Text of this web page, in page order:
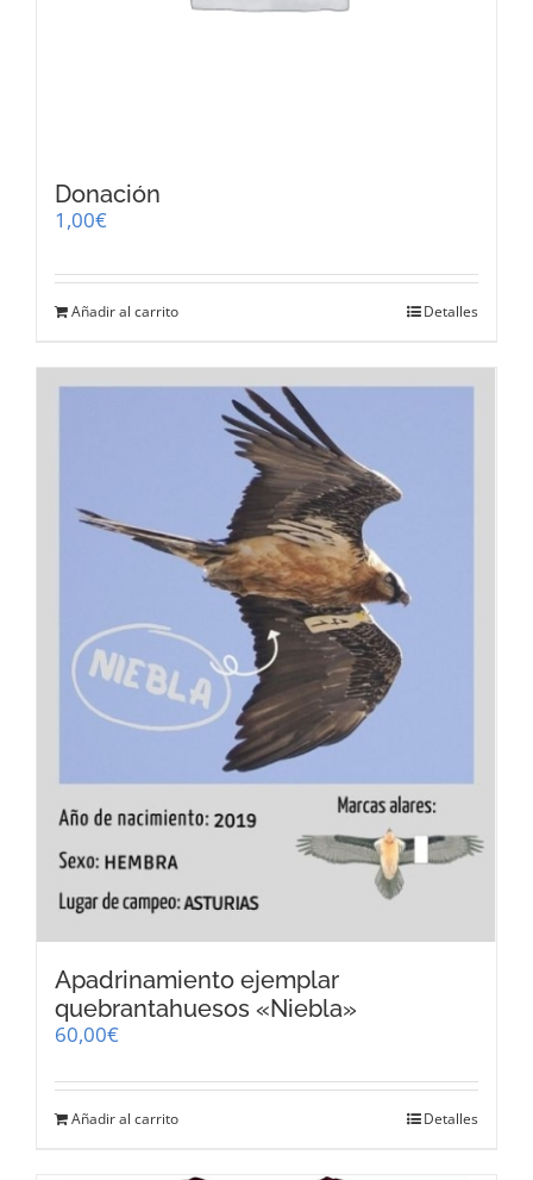
Donación
1,00€
Añadir al carrito Detalles
Apadrinamiento ejemplar
quebrantahuesos «Niebla»
60,00€
Añadir al carrito Detalles